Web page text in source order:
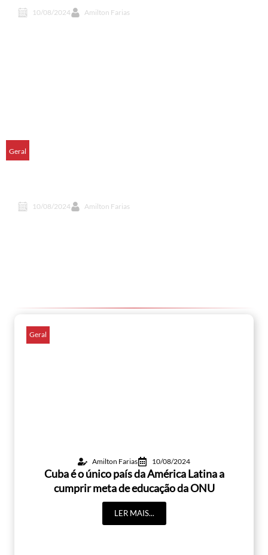
10/08/2024 Amilton Farias
Geral
10/08/2024 Amilton Farias
Geral
Amilton Farias 10/08/2024
Cuba é o único país da América Latina a
cumprir meta de educação da ONU
LER MAIS...